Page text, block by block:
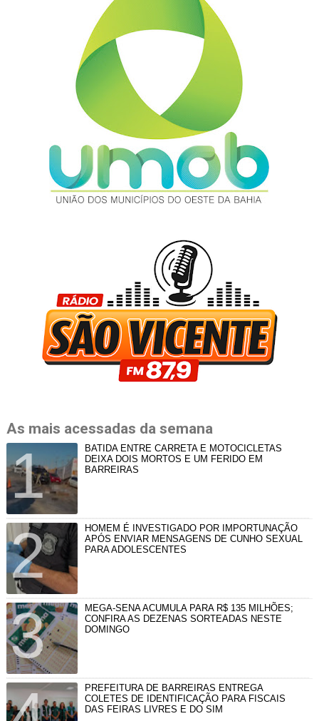
As mais acessadas da semana
BATIDA ENTRE CARRETA E MOTOCICLETAS
DEIXA DOIS MORTOS E UM FERIDO EM
BARREIRAS
HOMEM É INVESTIGADO POR IMPORTUNAÇÃO
APÓS ENVIAR MENSAGENS DE CUNHO SEXUAL
PARA ADOLESCENTES
MEGA-SENA ACUMULA PARA R$ 135 MILHÕES;
CONFIRA AS DEZENAS SORTEADAS NESTE
DOMINGO
PREFEITURA DE BARREIRAS ENTREGA
COLETES DE IDENTIFICAÇÃO PARA FISCAIS
DAS FEIRAS LIVRES E DO SIM